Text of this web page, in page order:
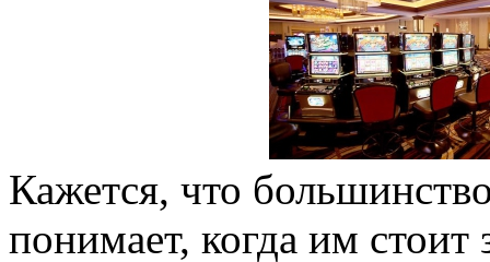
Кажется, что
понимает, когда им стоит